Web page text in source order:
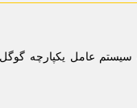
عامل یکپارچه گوگل